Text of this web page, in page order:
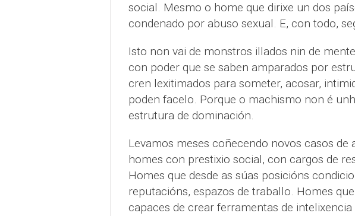
social. Mesmo o home que dirixe un dos
condenado por abuso sexual. E, con todo,
Isto non vai de monstros illados nin de
con poder que se saben amparados por
cren lexitimados para someter, acosar,
poden facelo. Porque o machismo non é
estrutura de dominación.
Levamos meses coñecendo novos casos
homes con prestixio social, con cargos de
Homes que desde as súas posicións
reputacións, espazos de traballo. Homes
capaces de crear ferramentas de